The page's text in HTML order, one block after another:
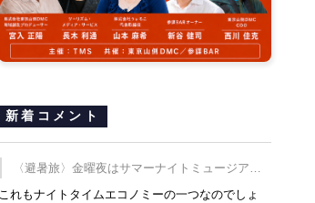
新着コメント
〈避暑旅〉金曜夜はサマーナイトミュージア
ム、都立6施設で
これもナイトタイムエコノミーの一つなのでしょ